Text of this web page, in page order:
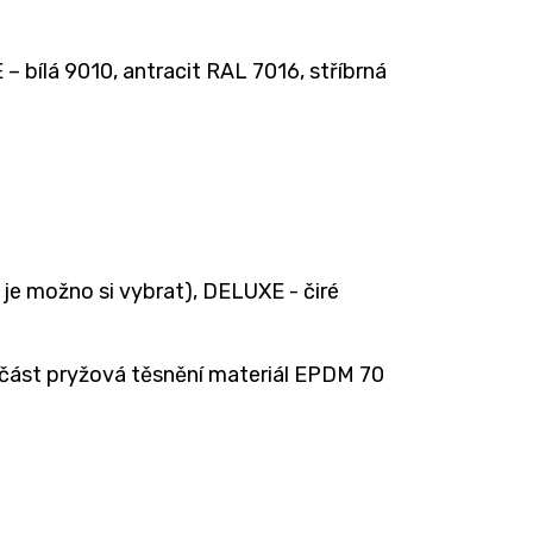
– bílá 9010, antracit RAL 7016, stříbrná
možno si vybrat), DELUXE - čiré
pryžová těsnění materiál EPDM 70